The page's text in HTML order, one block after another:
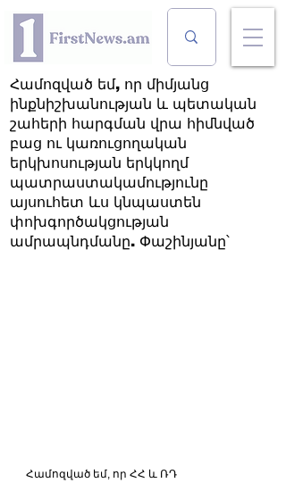
Համոզված եմ, որ միմյանց
ինքնիշխանության և պետական
շահերի հարգման վրա հիմնված
բաց ու կառուցողական
երկխոսության երկկողմ
պատրաստակամությունը
այսուհետ ևս կնպաստեն
փոխգործակցության
ամրապնդմանը. Փաշինյանը՝
Համոզված եմ, որ ՀՀ և ՌԴ